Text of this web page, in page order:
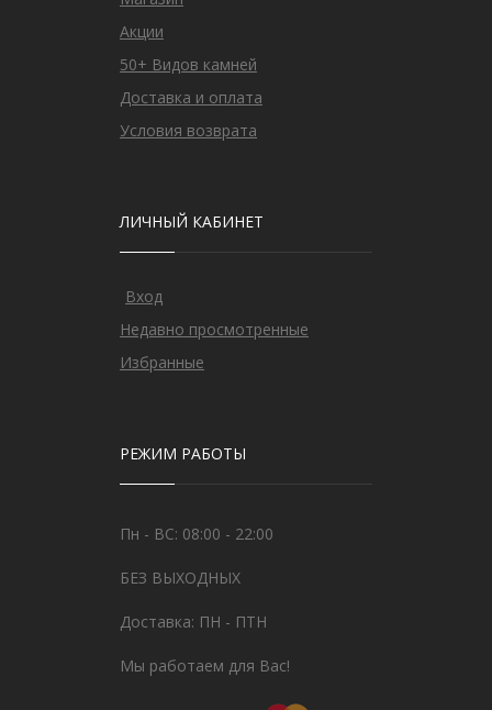
Акции
50+ Видов камней
Доставка и оплата
Условия возврата
ЛИЧНЫЙ КАБИНЕТ
Вход
Недавно просмотренные
Избранные
РЕЖИМ РАБОТЫ
Пн - ВС: 08:00 - 22:00
БЕЗ ВЫХОДНЫХ
Доставка: ПН - ПТН
Мы работаем для Вас!